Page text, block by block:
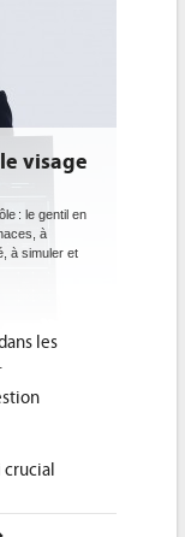
DEE:
Des datacenters plus
ce que recherchent les
1
2
Phocea DC